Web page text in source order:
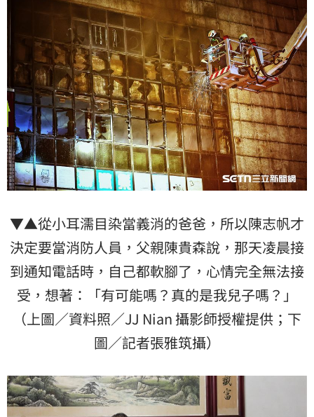
▼▲從小耳濡目染當義消的爸爸，所以陳志帆才
決定要當消防人員，父親陳貴森說，那天凌晨接
到通知電話時，自己都軟腳了，心情完全無法接
受，想著：「有可能嗎？真的是我兒子嗎？」
（上圖／資料照／JJ Nian 攝影師授權提供；下
圖／記者張雅筑攝）